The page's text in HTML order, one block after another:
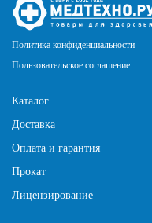
Политика конфиденциальности
Пользовательское соглашение
Каталог
Доставка
Оплата и гарантия
Прокат
Лицензирование